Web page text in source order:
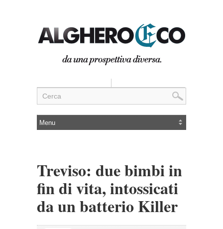
Treviso: due bimbi in
fin di vita, intossicati
da un batterio Killer